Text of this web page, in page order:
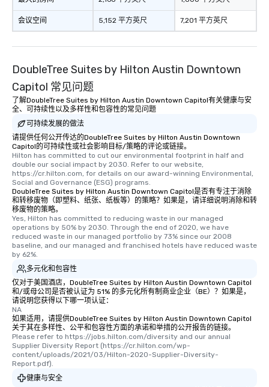
会议空间 5,152 平方英尺 7,201 平方英尺
DoubleTree Suites by Hilton Austin Downtown
Capitol 常见问题
了解DoubleTree Suites by Hilton Austin Downtown Capitol有关健康与安
全、可持续性以及多样性和包容性的常见问题
可持续发展的做法
请提供任何公开传达的DoubleTree Suites by Hilton Austin Downtown
Capitol的可持续性或社会影响目标/策略的评论或链接。
Hilton has committed to cut our environmental footprint in half and
double our social impact by 2030. Refer to our website,
https://cr.hilton.com, for details on our award-winning Environmental,
Social and Governance (ESG) programs.
DoubleTree Suites by Hilton Austin Downtown Capitol是否有专注于消除
和转移废物（即塑料、纸张、纸板等）的策略？如果是，请详细说明消除和转
移废物的策略。
Yes, Hilton has committed to reducing waste in our managed
operations by 50% by 2030. Through the end of 2020, we have
reduced waste in our managed portfolio by 73% since our 2008
baseline, and our managed and franchised hotels have reduced waste
by 62%.
多元化和包容性
仅对于美国酒店，DoubleTree Suites by Hilton Austin Downtown Capitol
和/或母公司是否被认证为 51% 的多元化所有制商业企业（BE）？如果是，
请说明您获得以下哪一项认证：
NA
如果适用，请提供DoubleTree Suites by Hilton Austin Downtown Capitol
关于其在多样性、公平和包容性方面的承诺和举措的公开报告的链接。
Please refer to https://jobs.hilton.com/diversity and our annual
Supplier Diversity Report (https://cr.hilton.com/wp-
content/uploads/2021/03/Hilton-2020-Supplier-Diversity-
Report.pdf).
健康与安全